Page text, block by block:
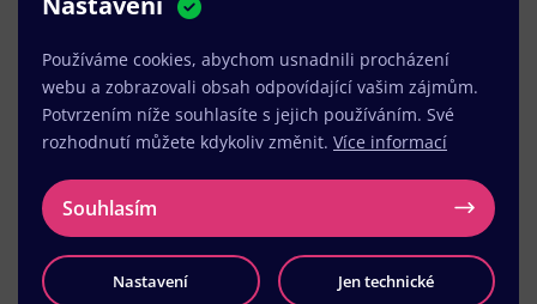
Načíst další
Používáme cookies, abychom usnadnili procházení
webu a zobrazovali obsah odpovídající vašim zájmům.
Potvrzením níže souhlasíte s jejich používáním. Své
rozhodnutí můžete kdykoliv změnit. Více informací
Souhlasím
Nastavení Jen technické